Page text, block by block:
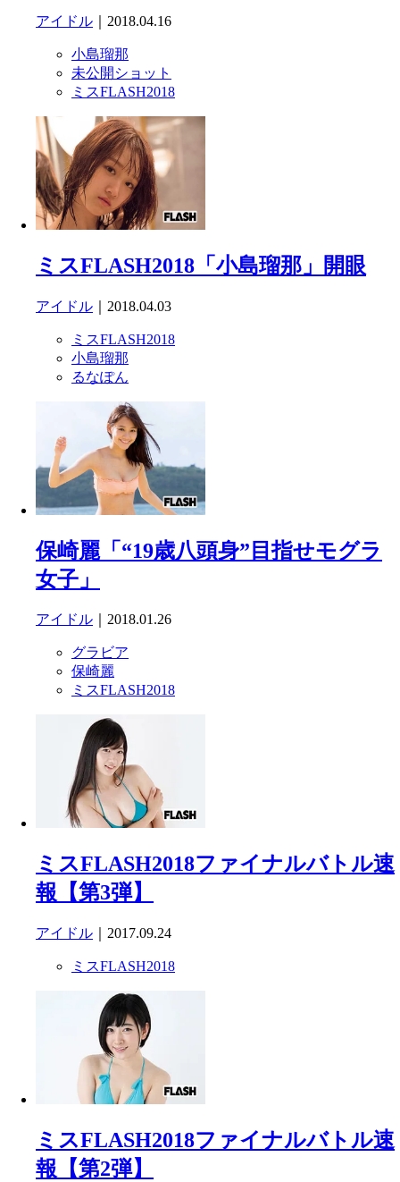
アイドル ｜2018.04.16
小島瑠那
未公開ショット
ミスFLASH2018
ミスFLASH2018「小島瑠那」開眼
アイドル ｜2018.04.03
ミスFLASH2018
小島瑠那
るなぽん
保崎麗「“19歳八頭身”目指せモグラ
女子」
アイドル ｜2018.01.26
グラビア
保崎麗
ミスFLASH2018
ミスFLASH2018ファイナルバトル速
報【第3弾】
アイドル ｜2017.09.24
ミスFLASH2018
ミスFLASH2018ファイナルバトル速
報【第2弾】